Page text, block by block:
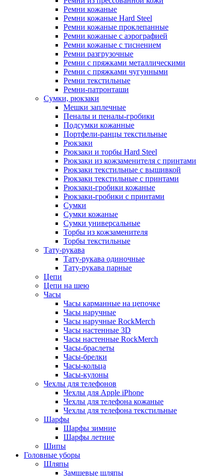
Ремни кожаные
Ремни кожаные Hard Steel
Ремни кожаные проклепанные
Ремни кожаные с аэрографией
Ремни кожаные с тиснением
Ремни разгрузочные
Ремни с пряжками металлическими
Ремни с пряжками чугунными
Ремни текстильные
Ремни-патронташи
Сумки, рюкзаки
Мешки заплечные
Пеналы и пеналы-гробики
Подсумки кожанные
Портфели-ранцы текстильные
Рюкзаки
Рюкзаки и торбы Hard Steel
Рюкзаки из кожзаменителя с принтами
Рюкзаки текстильные с вышивкой
Рюкзаки текстильные с принтами
Рюкзаки-гробики кожаные
Рюкзаки-гробики с принтами
Сумки
Сумки кожаные
Сумки универсальные
Торбы из кожзаменителя
Торбы текстильные
Тату-рукава
Тату-рукава одиночные
Тату-рукава парные
Цепи
Цепи на шею
Часы
Часы карманные на цепочке
Часы наручные
Часы наручные RockMerch
Часы настенные 3D
Часы настенные RockMerch
Часы-браслеты
Часы-брелки
Часы-кольца
Часы-кулоны
Чехлы для телефонов
Чехлы для Apple iPhone
Чехлы для телефона кожаные
Чехлы для телефона текстильные
Шарфы
Шарфы зимние
Шарфы летние
Шипы
Головные уборы
Шляпы
Замшевые шляпы